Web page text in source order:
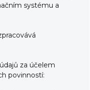
systému a
za účelem
povinností: